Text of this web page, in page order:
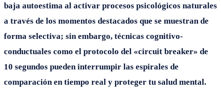
baja autoestima al activar procesos psicológicos naturales
a través de los momentos destacados que se muestran de
forma selectiva; sin embargo, técnicas cognitivo-
conductuales como el protocolo del «circuit breaker» de
10 segundos pueden interrumpir las espirales de
comparación en tiempo real y proteger tu salud mental.